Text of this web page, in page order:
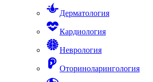
Дерматология
Кардиология
Неврология
Оториноларингология